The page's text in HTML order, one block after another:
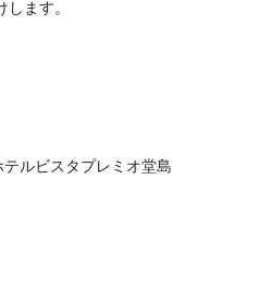
ます。
ルビスタプレミオ堂島